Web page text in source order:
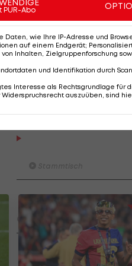
Zudem leistete
I schau a #LigaZWA - Die
Runde)
I schau a LigaZWA
LASK-Traumstart: Sind die
Titelfavorit?
Abo
wie Ihre IP-Adresse und
auf einem Endgerät;
Inhalten, Zielgruppenforschung
und Identifikation durch
Interesse als Rechtsgrundlage für
auszuüben, sind